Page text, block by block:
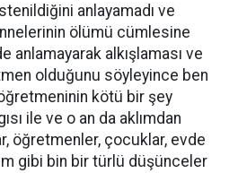
anlayamadı ve
ölümü cümlesine
anlamayarak alkışlaması ve
olduğunu söyleyince ben
kötü bir şey
ile ve o an da aklımdan
öğretmenler, çocuklar, evde
gibi bin bir türlü düşünceler